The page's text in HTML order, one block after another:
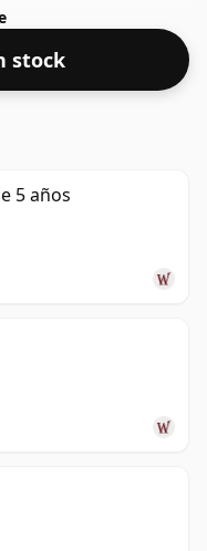
beber. Se disfruta
stock
5 años